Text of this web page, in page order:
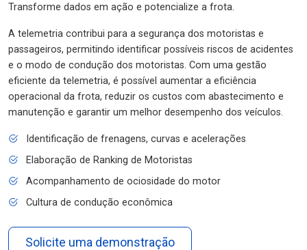
Transforme dados em ação e potencialize a frota.
A telemetria contribui para a segurança dos motoristas e
passageiros, permitindo identificar possíveis riscos de acidentes
e o modo de condução dos motoristas. Com uma gestão
eficiente da telemetria, é possível aumentar a eficiência
operacional da frota, reduzir os custos com abastecimento e
manutenção e garantir um melhor desempenho dos veículos.
Identificação de frenagens, curvas e acelerações
Elaboração de Ranking de Motoristas
Acompanhamento de ociosidade do motor
Cultura de condução econômica
Solicite uma demonstração